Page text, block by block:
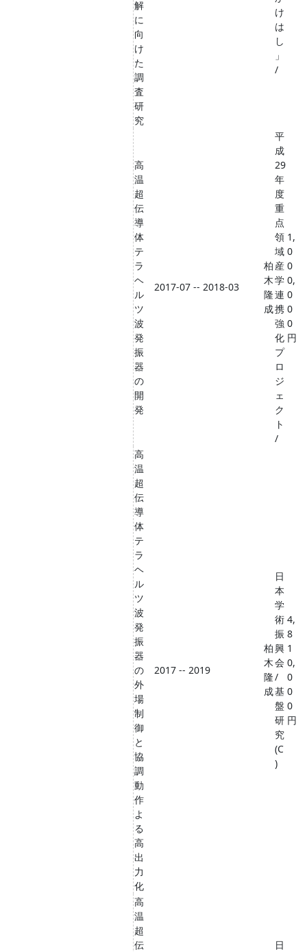
解
に
向
け
た
調
査
研
究
け
は
し
」
/
高
温
超
伝
導
体
テ
ラ
ヘ
ル
ツ
波
発
振
器
の
開
発
2017-07 -- 2018-03
柏
木
隆
成
平
成
29
年
度
重
点
領
域
産
学
連
携
強
化
プ
ロ
ジ
ェ
ク
ト
/
1,
0
0
0,
0
0
0
円
高
温
超
伝
導
体
テ
ラ
ヘ
ル
ツ
波
発
振
器
の
外
場
制
御
と
協
調
動
作
よ
る
高
出
力
化
2017 -- 2019
柏
木
隆
成
日
本
学
術
振
興
会
/
基
盤
研
究
(C
)
4,
8
1
0,
0
0
0
円
高
温
超
伝
日